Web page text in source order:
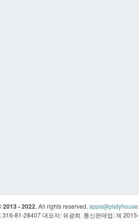
- 2022.All rights reserved.
316-81-28407 대표자: 유광희. 통신판매업: 제